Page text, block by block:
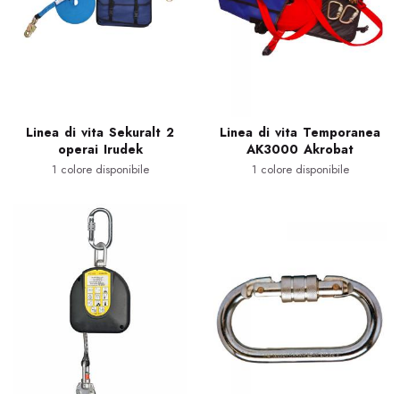
Linea di vita Sekuralt 2
operai Irudek
1 colore disponibile
Linea di vita Temporanea
AK3000 Akrobat
1 colore disponibile